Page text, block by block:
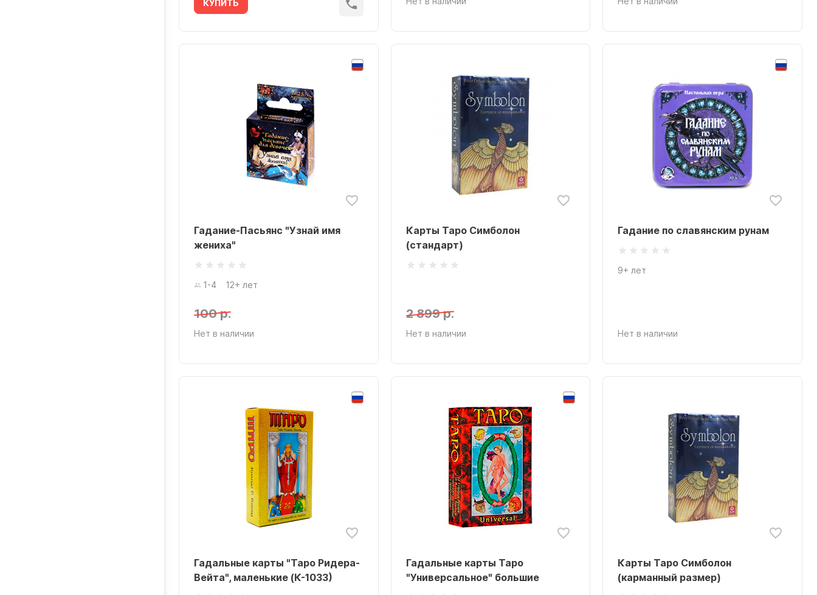
КУПИТЬ
Гадание-Пасьянс "Узнай имя
жениха"
1-4 12+ лет
100 р.
Нет в наличии
Карты Таро Симболон
(стандарт)
2 899 р.
Нет в наличии
Гадание по славянским рунам
9+ лет
Нет в наличии
Гадальные карты "Таро Ридера-
Вейта", маленькие (К-1033)
Гадальные карты Таро
"Универсальное" большие
Карты Таро Симболон
(карманный размер)